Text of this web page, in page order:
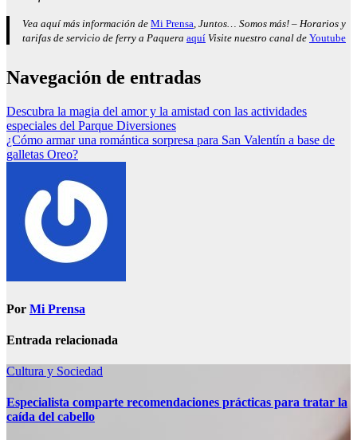
Vea aquí más información de Mi Prensa, Juntos… Somos más! – Horarios y
tarifas de servicio de ferry a Paquera aquí Visite nuestro canal de Youtube
Navegación de entradas
Descubra la magia del amor y la amistad con las actividades
especiales del Parque Diversiones
¿Cómo armar una romántica sorpresa para San Valentín a base de
galletas Oreo?
Por Mi Prensa
Entrada relacionada
Cultura y Sociedad
Especialista comparte recomendaciones prácticas para tratar la
caída del cabello